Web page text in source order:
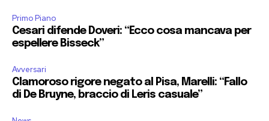
Primo Piano
Cesari difende Doveri: “Ecco cosa mancava per
espellere Bisseck”
Avversari
Clamoroso rigore negato al Pisa, Marelli: “Fallo
di De Bruyne, braccio di Leris casuale”